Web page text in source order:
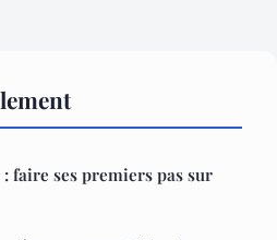
faire ses premiers pas sur